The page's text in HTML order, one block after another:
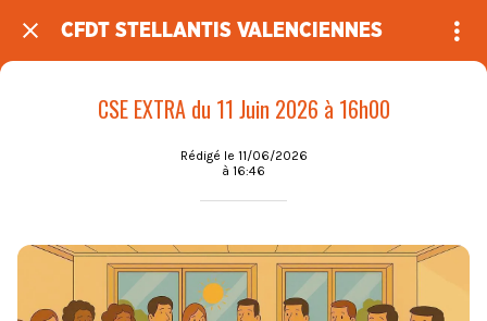
CFDT STELLANTIS VALENCIENNES
CSE EXTRA du 11 Juin 2026 à 16h00
Rédigé le 11/06/2026
à 16:46